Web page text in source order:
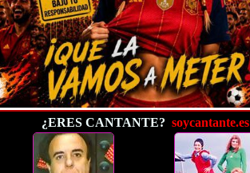
¿ERES CANTANTE? soycantante.es